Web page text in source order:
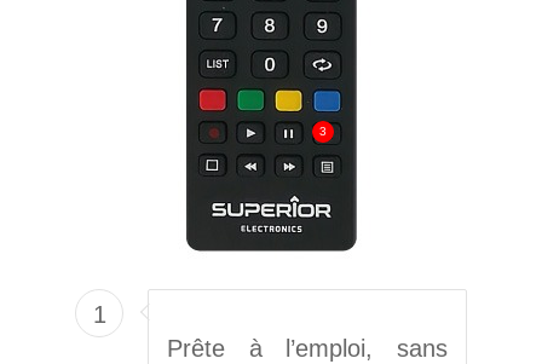
3
1
Prête à l’emploi, sans